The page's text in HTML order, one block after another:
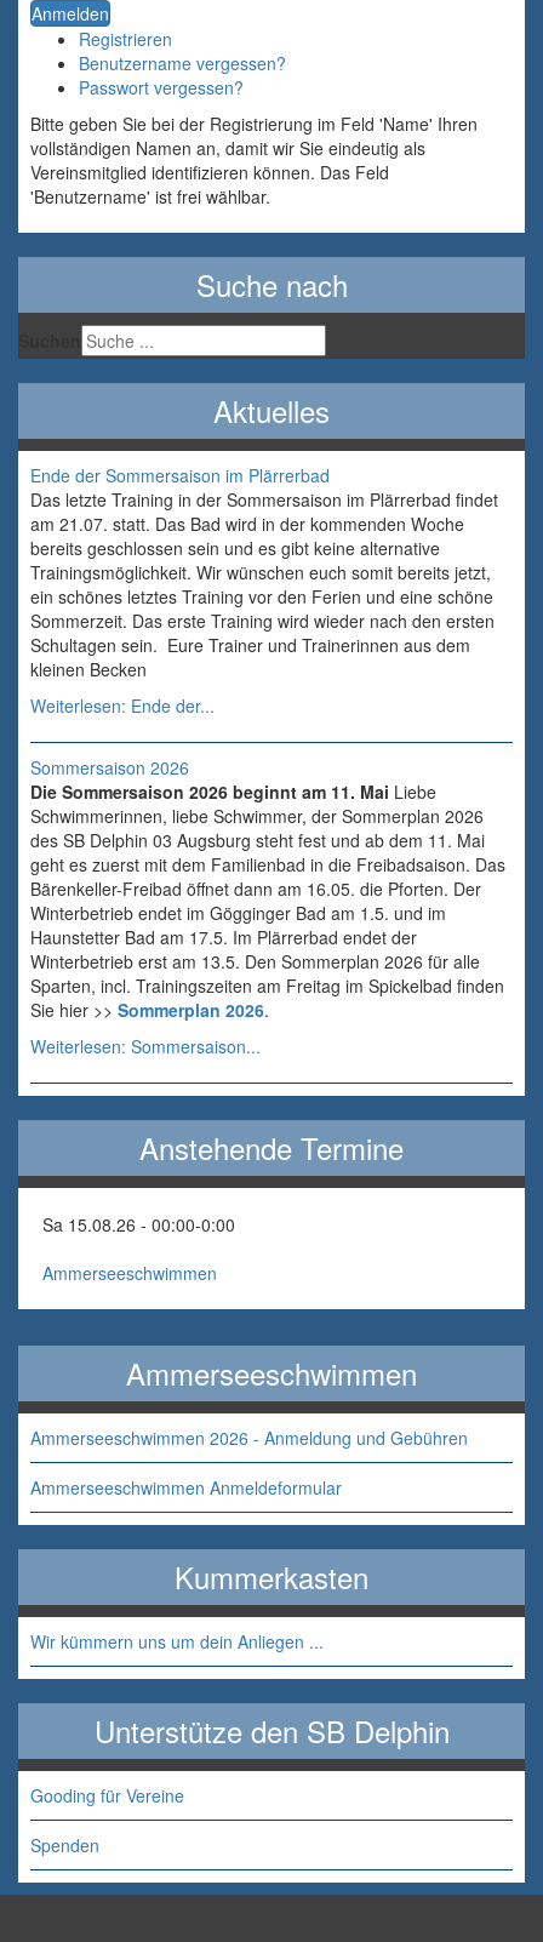
Anmelden
Registrieren
Benutzername vergessen?
Passwort vergessen?
Bitte geben Sie bei der Registrierung im Feld 'Name' Ihren
vollständigen Namen an, damit wir Sie eindeutig als
Vereinsmitglied identifizieren können. Das Feld
'Benutzername' ist frei wählbar.
Suche nach
Aktuelles
Ende der Sommersaison im Plärrerbad
Das letzte Training in der Sommersaison im Plärrerbad findet
am 21.07. statt. Das Bad wird in der kommenden Woche
bereits geschlossen sein und es gibt keine alternative
Trainingsmöglichkeit. Wir wünschen euch somit bereits jetzt,
ein schönes letztes Training vor den Ferien und eine schöne
Sommerzeit. Das erste Training wird wieder nach den ersten
Schultagen sein. Eure Trainer und Trainerinnen aus dem
kleinen Becken
Weiterlesen: Ende der...
Sommersaison 2026
Die Sommersaison 2026 beginnt am 11. Mai Liebe
Schwimmerinnen, liebe Schwimmer, der Sommerplan 2026
des SB Delphin 03 Augsburg steht fest und ab dem 11. Mai
geht es zuerst mit dem Familienbad in die Freibadsaison. Das
Bärenkeller-Freibad öffnet dann am 16.05. die Pforten. Der
Winterbetrieb endet im Gögginger Bad am 1.5. und im
Haunstetter Bad am 17.5. Im Plärrerbad endet der
Winterbetrieb erst am 13.5. Den Sommerplan 2026 für alle
Sparten, incl. Trainingszeiten am Freitag im Spickelbad finden
Sie hier >> Sommerplan 2026.
Weiterlesen: Sommersaison...
Anstehende Termine
Sa 15.08.26 - 00:00-0:00
Ammerseeschwimmen
Ammerseeschwimmen
Ammerseeschwimmen 2026 - Anmeldung und Gebühren
Ammerseeschwimmen Anmeldeformular
Kummerkasten
Wir kümmern uns um dein Anliegen ...
Unterstütze den SB Delphin
Gooding für Vereine
Spenden